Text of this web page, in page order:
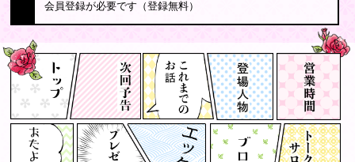
会員登録が必要です（登録無料）